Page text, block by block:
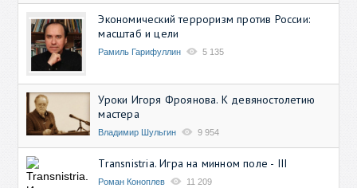
Экономический терроризм против России:
масштаб и цели
Рамиль Гарифуллин 5 135
Уроки Игоря Фроянова. К девяностолетию
мастера
Владимир Шульгин 9 954
Transnistria. Игра на минном поле - III
Роман Коноплев 11 209